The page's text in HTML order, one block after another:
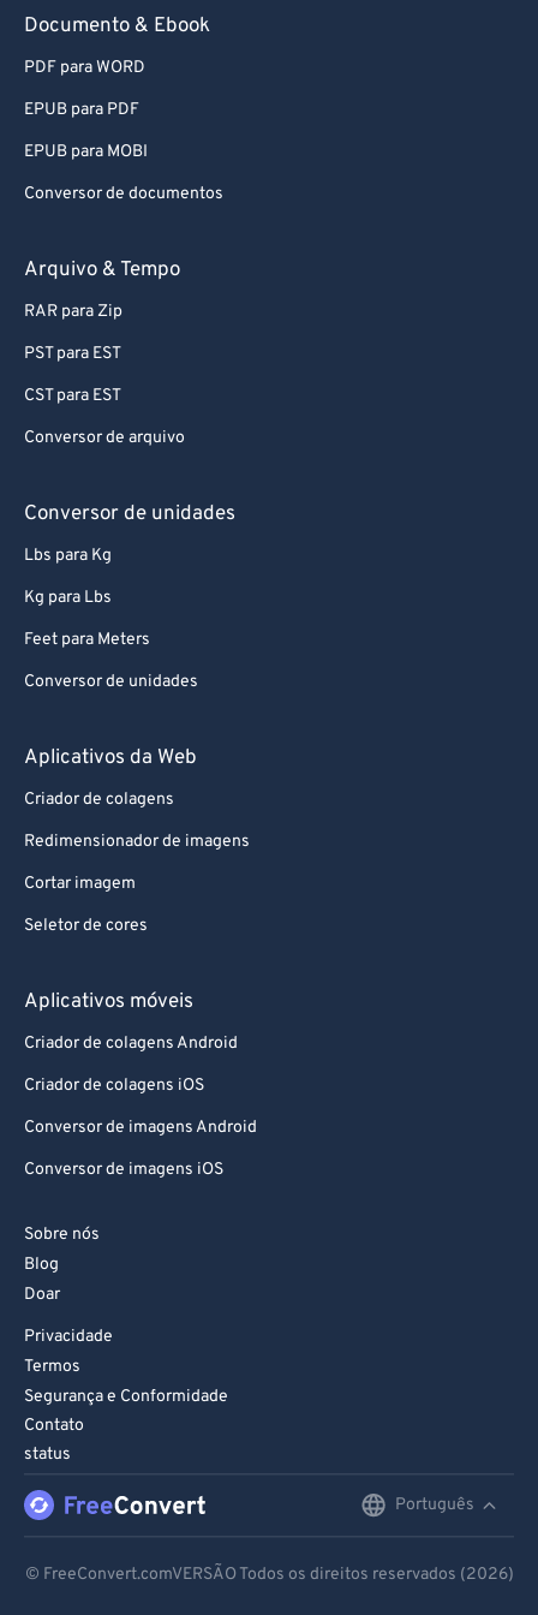
Documento & Ebook
PDF para WORD
EPUB para PDF
EPUB para MOBI
Conversor de documentos
Arquivo & Tempo
RAR para Zip
PST para EST
CST para EST
Conversor de arquivo
Conversor de unidades
Lbs para Kg
Kg para Lbs
Feet para Meters
Conversor de unidades
Aplicativos da Web
Criador de colagens
Redimensionador de imagens
Cortar imagem
Seletor de cores
Aplicativos móveis
Criador de colagens Android
Criador de colagens iOS
Conversor de imagens Android
Conversor de imagens iOS
Sobre nós
Blog
Doar
Privacidade
Termos
Segurança e Conformidade
Contato
status
Português
© FreeConvert.comVERSÃO Todos os direitos reservados (2026)